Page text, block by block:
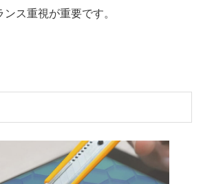
ス重視が重要です。